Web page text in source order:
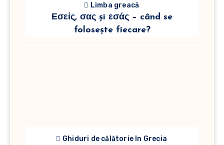
Limba greacă
Εσείς, σας și εσάς – când se
folosește fiecare?
Ghiduri de călătorie în Grecia